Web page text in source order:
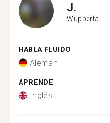
J.
Wuppertal
HABLA FLUIDO
Alemán
APRENDE
Inglés